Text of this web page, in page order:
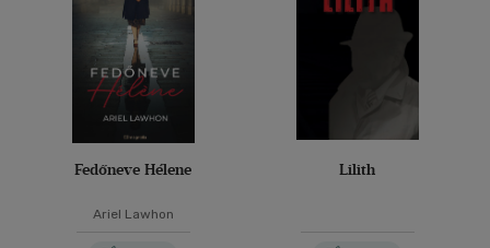
Fedőneve Hélene
Ariel Lawhon
Lilith